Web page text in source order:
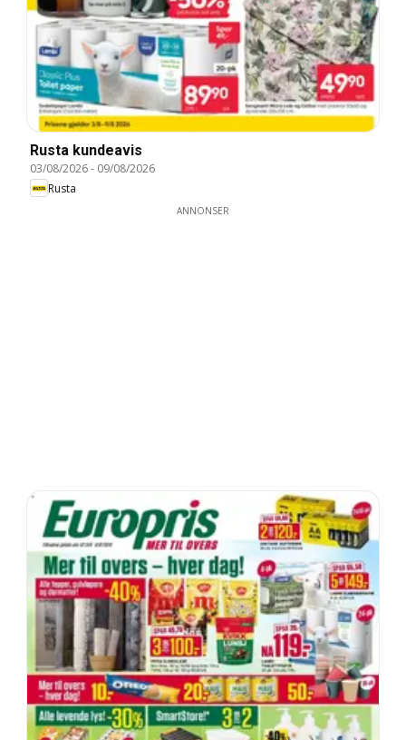
Rusta kundeavis
03/08/2026- 09/08/2026
Rusta
ANNONSER